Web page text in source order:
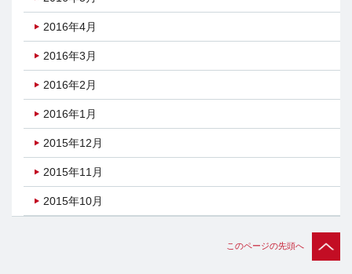
2016年4月
2016年3月
2016年2月
2016年1月
2015年12月
2015年11月
2015年10月
このページの先頭へ